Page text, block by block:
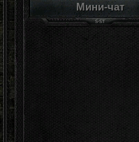
Мини-чат